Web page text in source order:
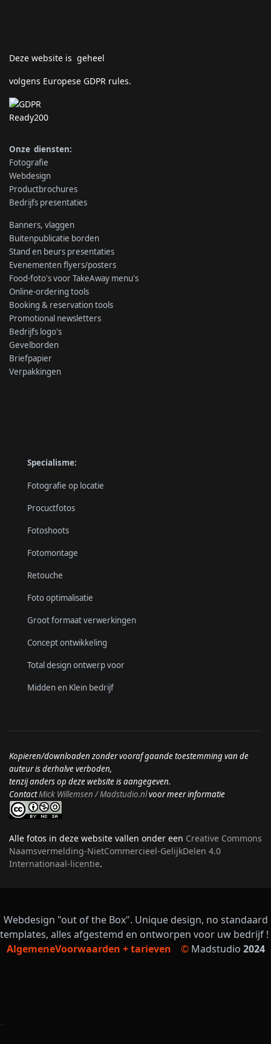
Deze website is geheel
volgens Europese GDPR rules.
Onze diensten:
Fotografie
Webdesign
Productbrochures
Bedrijfs presentaties
Banners, vlaggen
Buitenpublicatie borden
Stand en beurs presentaties
Evenementen flyers/posters
Food-foto's voor TakeAway menu's
Online-ordering tools
Booking & reservation tools
Promotional newsletters
Bedrijfs logo's
Gevelborden
Briefpapier
Verpakkingen
Specialisme:
Fotografie op locatie
Procuctfotos
Fotoshoots
Fotomontage
Retouche
Foto optimalisatie
Groot formaat verwerkingen
Concept ontwikkeling
Total design ontwerp voor
Midden en Klein bedrijf
Kopieren/downloaden zonder vooraf gaande toestemming van de
auteur is derhalve verboden,
tenzij anders op deze website is aangegeven.
ContactMick Willemsen / Madstudio.nlvoor meer informatie
Alle fotos in deze website vallen onder een Creative Commons
Naamsvermelding-NietCommercieel-GelijkDelen 4.0
Internationaal-licentie.
Webdesign "out of the Box". Unique design, no standaard
templates, alles afgestemd en ontworpen voor uw bedrijf !
AlgemeneVoorwaarden + tarieven © Madstudio 2024
..